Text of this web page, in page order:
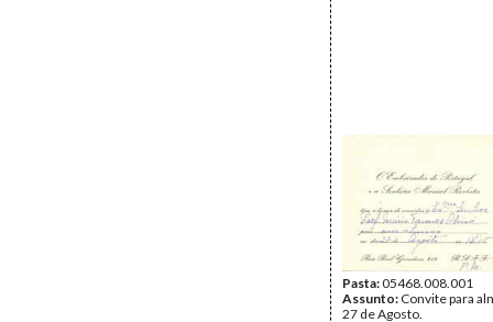
Pasta:05468.008.001
Assunto: Convite para
27 de Agosto.